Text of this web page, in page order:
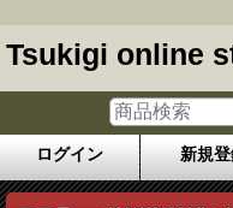
Tsukigi online
ログイン 新規